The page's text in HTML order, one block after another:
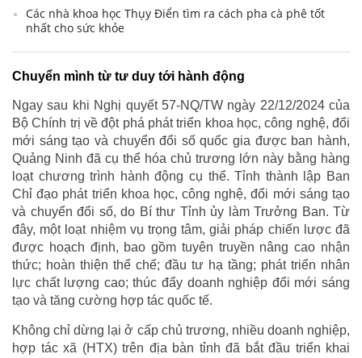
Các nhà khoa học Thụy Điển tìm ra cách pha cà phê tốt
nhất cho sức khỏe
Chuyển mình từ tư duy tới hành động
Ngay sau khi Nghị quyết 57-NQ/TW ngày 22/12/2024 của
Bộ Chính trị về đột phá phát triển khoa học, công nghệ, đổi
mới sáng tạo và chuyển đổi số quốc gia được ban hành,
Quảng Ninh đã cụ thể hóa chủ trương lớn này bằng hàng
loạt chương trình hành động cụ thể. Tỉnh thành lập Ban
Chỉ đạo phát triển khoa học, công nghệ, đổi mới sáng tạo
và chuyển đổi số, do Bí thư Tỉnh ủy làm Trưởng Ban. Từ
đây, một loạt nhiệm vụ trọng tâm, giải pháp chiến lược đã
được hoạch định, bao gồm tuyên truyền nâng cao nhận
thức; hoàn thiện thể chế; đầu tư hạ tầng; phát triển nhân
lực chất lượng cao; thúc đẩy doanh nghiệp đổi mới sáng
tạo và tăng cường hợp tác quốc tế.
Không chỉ dừng lại ở cấp chủ trương, nhiều doanh nghiệp,
hợp tác xã (HTX) trên địa bàn tỉnh đã bắt đầu triển khai